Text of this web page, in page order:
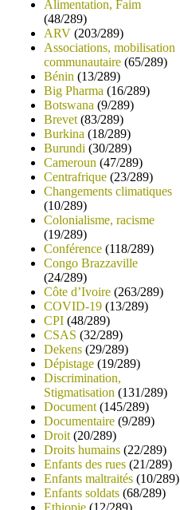
Alimentation, Faim
(48/289)
ARV (203/289)
Associations, mobilisation
communautaire (65/289)
Bénin (13/289)
Big Pharma (16/289)
Botswana (9/289)
Brevet (83/289)
Burkina (18/289)
Burundi (30/289)
Cameroun (47/289)
Centrafrique (23/289)
Changements climatiques
(10/289)
Colonialisme, racisme
(19/289)
Conférence (118/289)
Congo Brazzaville
(24/289)
Côte d’Ivoire (263/289)
COVID-19 (13/289)
CPI (48/289)
CSAS (32/289)
Dekens (29/289)
Dépistage (19/289)
Discrimination,
Stigmatisation (131/289)
Document (145/289)
Documentaire (9/289)
Droit (20/289)
Droits humains (22/289)
Enfants des rues (21/289)
Enfants maltraités (10/289)
Enfants soldats (68/289)
Ethiopie (12/289)